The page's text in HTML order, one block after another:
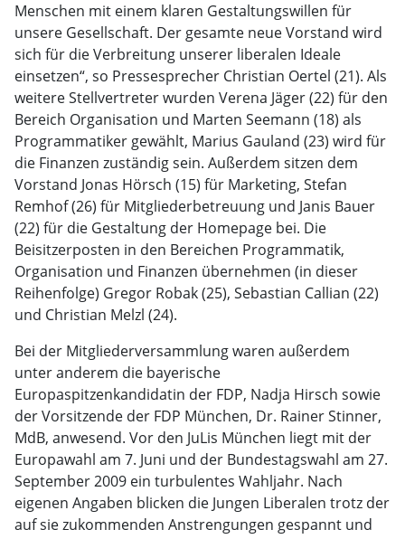
Menschen mit einem klaren Gestaltungswillen für
unsere Gesellschaft. Der gesamte neue Vorstand wird
sich für die Verbreitung unserer liberalen Ideale
einsetzen“, so Pressesprecher Christian Oertel (21). Als
weitere Stellvertreter wurden Verena Jäger (22) für den
Bereich Organisation und Marten Seemann (18) als
Programmatiker gewählt, Marius Gauland (23) wird für
die Finanzen zuständig sein. Außerdem sitzen dem
Vorstand Jonas Hörsch (15) für Marketing, Stefan
Remhof (26) für Mitgliederbetreuung und Janis Bauer
(22) für die Gestaltung der Homepage bei. Die
Beisitzerposten in den Bereichen Programmatik,
Organisation und Finanzen übernehmen (in dieser
Reihenfolge) Gregor Robak (25), Sebastian Callian (22)
und Christian Melzl (24).
Bei der Mitgliederversammlung waren außerdem
unter anderem die bayerische
Europaspitzenkandidatin der FDP, Nadja Hirsch sowie
der Vorsitzende der FDP München, Dr. Rainer Stinner,
MdB, anwesend. Vor den JuLis München liegt mit der
Europawahl am 7. Juni und der Bundestagswahl am 27.
September 2009 ein turbulentes Wahljahr. Nach
eigenen Angaben blicken die Jungen Liberalen trotz der
auf sie zukommenden Anstrengungen gespannt und